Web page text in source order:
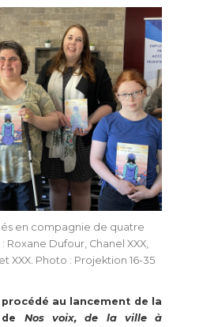
en compagnie de quatre
Dufour, Chanel XXX,
XXX. Photo : Projektion 16-35
au lancement de la
de Nos voix, de la ville à